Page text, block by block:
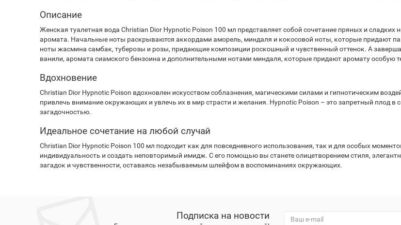
Описание
Женская туалетная вода Christian Dior Hypnotic Poison 100 мл представляет собой сочетание пряных и
аромата. Начальные ноты раскрываются аккордами аморель, миндаля и кокосовой ноты, которые придают
ноты жасмина самбак, туберозы и розы, придающие композиции роскошный и чувственный оттенок. А
ванили, аромата сиамского бензоина и дополнительными нотами миндаля, которые придают аромату особую
Вдохновение
Christian Dior Hypnotic Poison вдохновлен искусством соблазнения, магическими силами и гипнотическим
привлечь внимание окружающих и увлечь их в мир страсти и желания. Hypnotic Poison – это запретный плод в
загадочностью.
Идеальное сочетание на любой случай
Christian Dior Hypnotic Poison 100 мл подходит как для повседневного использования, так и для особых
индивидуальность и создать неповторимый имидж. С его помощью вы станете олицетворением стиля,
загадок и чувственности, оставаясь незабываемым шлейфом в воспоминаниях окружающих.
Подписка на новости